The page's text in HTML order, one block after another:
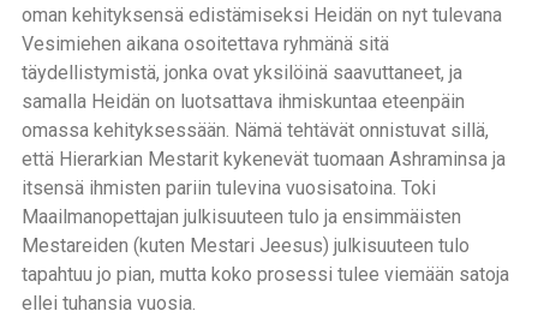
oman kehityksensä edistämiseksi Heidän on nyt tulevana
Vesimiehen aikana osoitettava ryhmänä sitä
täydellistymistä, jonka ovat yksilöinä saavuttaneet, ja
samalla Heidän on luotsattava ihmiskuntaa eteenpäin
omassa kehityksessään. Nämä tehtävät onnistuvat sillä,
että Hierarkian Mestarit kykenevät tuomaan Ashraminsa ja
itsensä ihmisten pariin tulevina vuosisatoina. Toki
Maailmanopettajan julkisuuteen tulo ja ensimmäisten
Mestareiden (kuten Mestari Jeesus) julkisuuteen tulo
tapahtuu jo pian, mutta koko prosessi tulee viemään satoja
ellei tuhansia vuosia.